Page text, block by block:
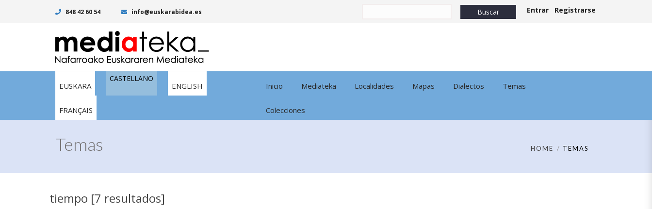
848 42 60 54 info@euskarabidea.es Entrar Registrarse
EUSKARA
CASTELLANO
ENGLISH
FRANÇAIS
Inicio Mediateka Localidades Mapas Dialectos Temas
Colecciones
Temas HOME TEMAS
tiempo [7 resultados]